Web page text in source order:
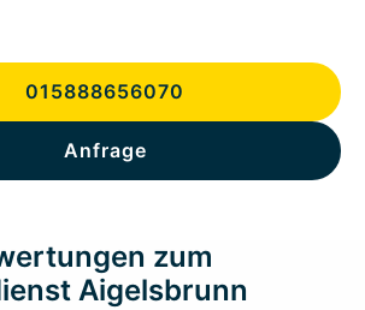
015888656070
Anfrage
zum
Aigelsbrunn